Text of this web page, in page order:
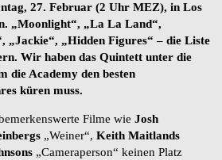
27. Februar (2 Uhr MEZ), in Los
„Moonlight“, „La La Land“,
„Jackie“, „Hidden Figures“ – die Liste
Wir haben das Quintett unter die
die Academy den besten
küren muss.
Filme wie Josh
„Weiner“, Keith Maitlands
„Cameraperson“ keinen Platz